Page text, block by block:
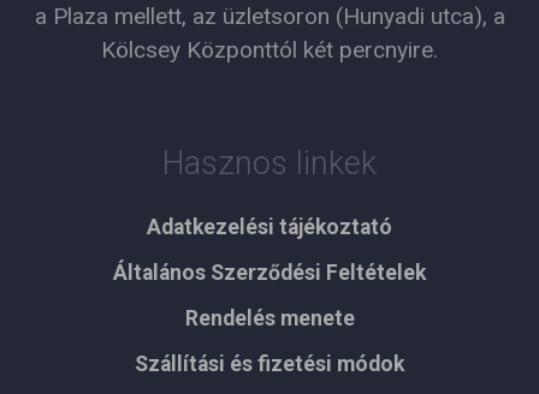
a Plaza mellett, az üzletsoron (Hunyadi utca), a
Kölcsey Központtól két percnyire.
Hasznos linkek
Adatkezelési tájékoztató
Általános Szerződési Feltételek
Rendelés menete
Szállítási és fizetési módok